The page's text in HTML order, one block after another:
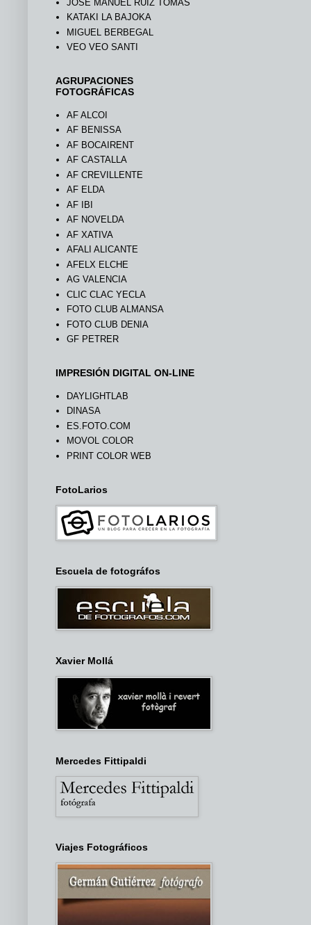
JOSÉ MANUEL RUIZ TOMÁS
KATAKI LA BAJOKA
MIGUEL BERBEGAL
VEO VEO SANTI
AGRUPACIONES
FOTOGRÁFICAS
AF ALCOI
AF BENISSA
AF BOCAIRENT
AF CASTALLA
AF CREVILLENTE
AF ELDA
AF IBI
AF NOVELDA
AF XATIVA
AFALI ALICANTE
AFELX ELCHE
AG VALENCIA
CLIC CLAC YECLA
FOTO CLUB ALMANSA
FOTO CLUB DENIA
GF PETRER
IMPRESIÓN DIGITAL ON-LINE
DAYLIGHTLAB
DINASA
ES.FOTO.COM
MOVOL COLOR
PRINT COLOR WEB
FotoLarios
Escuela de fotográfos
Xavier Mollá
Mercedes Fittipaldi
Viajes Fotográficos